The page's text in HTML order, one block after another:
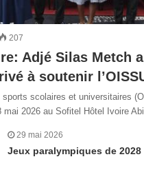
207
Adjé Silas Metch
à soutenir
sports scolaires et universitaires
mai 2026 au Sofitel Hôtel Ivoire
29 mai 2026
Jeux paralympiques de 2028